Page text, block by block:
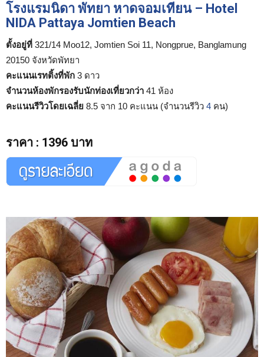
โรงแรมนิดา พัทยา หาดจอมเทียน – Hotel
NIDA Pattaya Jomtien Beach
ตั้งอยู่ที่ 321/14 Moo12, Jomtien Soi 11, Nongprue, Banglamung
20150 จังหวัดพัทยา
คะแนนเรทติ้งที่พัก 3 ดาว
จำนวนห้องพักรองรับนักท่องเที่ยวกว่า 41 ห้อง
คะแนนรีวิวโดยเฉลี่ย 8.5 จาก 10 คะแนน (จำนวนรีวิว 4 คน)
ราคา : 1396 บาท